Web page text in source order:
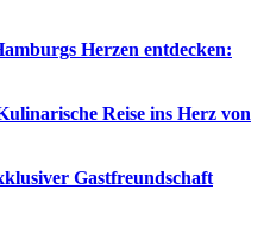
Herzen entdecken:
Reise ins Herz von
Gastfreundschaft